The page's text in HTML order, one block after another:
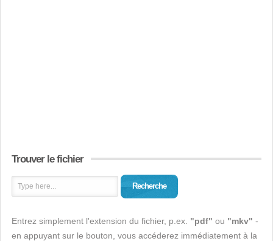
Trouver le fichier
Recherche
Entrez simplement l'extension du fichier, p.ex. "pdf" ou "mkv" -
en appuyant sur le bouton, vous accéderez immédiatement à la